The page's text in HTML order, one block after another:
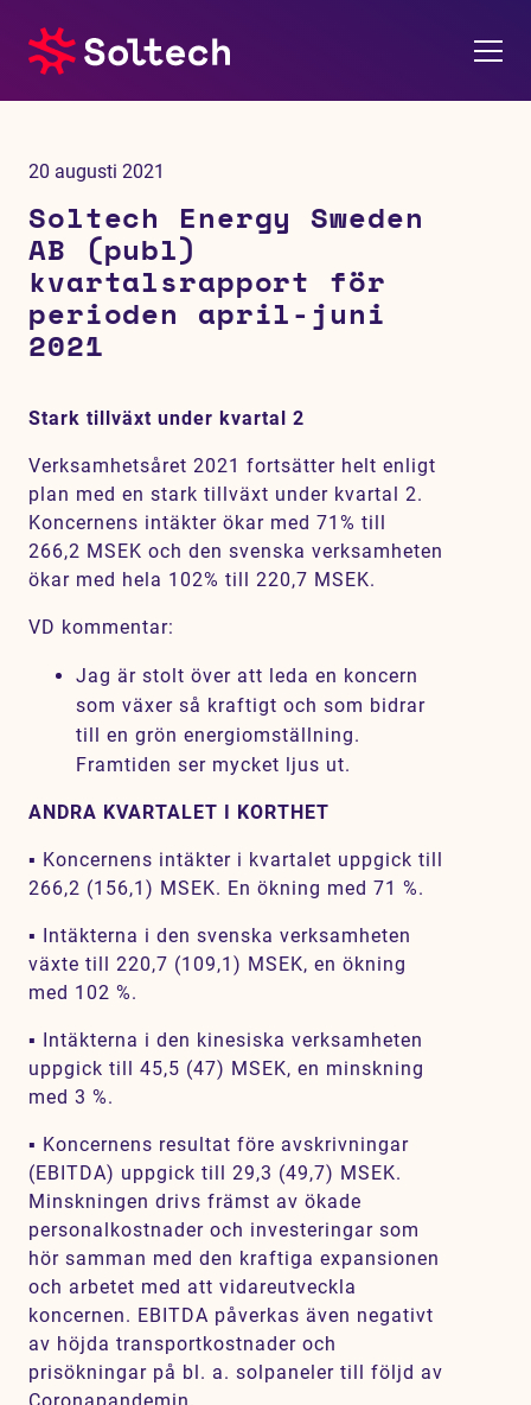
Karriär
EN
Tjänster
Referensprojekt
Hållbarhet
20 augusti 2021
Soltech Energy Sweden
AB (publ)
kvartalsrapport för
perioden april-juni
2021
Stark tillväxt under kvartal 2
Verksamhetsåret 2021 fortsätter helt enligt
plan med en stark tillväxt under kvartal 2.
Koncernens intäkter ökar med 71% till
266,2 MSEK och den svenska verksamheten
ökar med hela 102% till 220,7 MSEK.
VD kommentar:
Jag är stolt över att leda en koncern
som växer så kraftigt och som bidrar
till en grön energiomställning.
Framtiden ser mycket ljus ut.
ANDRA KVARTALET I KORTHET
▪ Koncernens intäkter i kvartalet uppgick till
266,2 (156,1) MSEK. En ökning med 71 %.
▪ Intäkterna i den svenska verksamheten
växte till 220,7 (109,1) MSEK, en ökning
med 102 %.
▪ Intäkterna i den kinesiska verksamheten
uppgick till 45,5 (47) MSEK, en minskning
med 3 %.
▪ Koncernens resultat före avskrivningar
(EBITDA) uppgick till 29,3 (49,7) MSEK.
Minskningen drivs främst av ökade
personalkostnader och investeringar som
hör samman med den kraftiga expansionen
och arbetet med att vidareutveckla
koncernen. EBITDA påverkas även negativt
av höjda transportkostnader och
prisökningar på bl. a. solpaneler till följd av